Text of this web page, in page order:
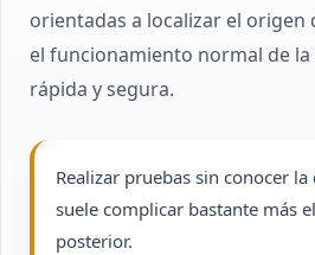
orientadas a localizar el origen
el funcionamiento normal de
rápida y segura.
Realizar pruebas sin conocer
suele complicar bastante más
posterior.